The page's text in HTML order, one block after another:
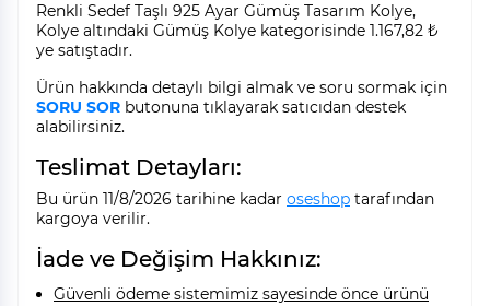
Renkli Sedef Taşlı 925 Ayar Gümüş Tasarım Kolye,
Kolye altındaki Gümüş Kolye kategorisinde 1.167,82 ₺
ye satıştadır.
Ürün hakkında detaylı bilgi almak ve soru sormak için
SORU SOR butonuna tıklayarak satıcıdan destek
alabilirsiniz.
Teslimat Detayları:
Bu ürün 11/8/2026 tarihine kadar oseshop tarafından
kargoya verilir.
İade ve Değişim Hakkınız:
Güvenli ödeme sistemimiz sayesinde önce ürünü